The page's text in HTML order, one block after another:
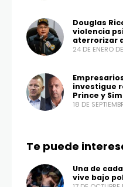
Douglas
violencia
aterrorizar
24 DE ENERO
investigue
Prince y
18 DE
Te puede
Una de
vive bajo